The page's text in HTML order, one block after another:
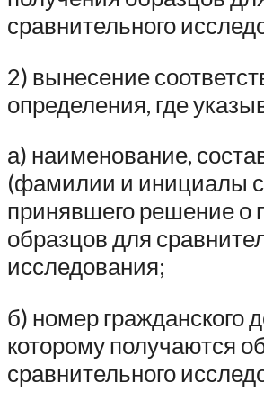
сравнительного
2) вынесение
определения, где
а) наименование,
(фамилии и инициалы
принявшего решение о
образцов для
исследования;
б) номер гражданского
которому получаются
сравнительного